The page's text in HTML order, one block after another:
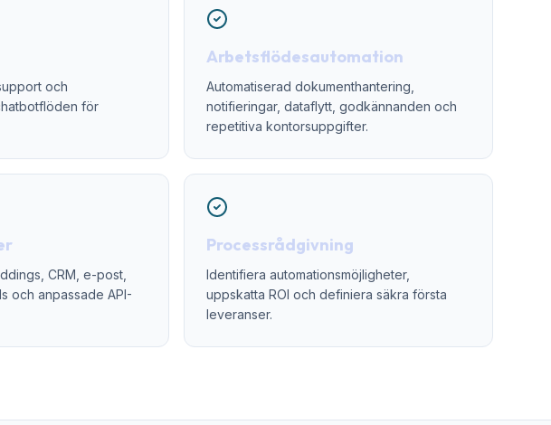
och
för
Arbetsflödesautomation
Automatiserad dokumenthantering,
notifieringar, dataflytt, godkännanden och
repetitiva kontorsuppgifter.
CRM, e-post,
och anpassade API-
Processrådgivning
Identifiera automationsmöjligheter,
uppskatta ROI och definiera säkra första
leveranser.